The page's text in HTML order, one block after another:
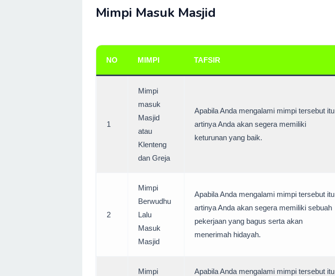
Mimpi Masuk Masjid
NO MIMPI TAFSIR
1
Mimpi
masuk
Masjid
atau
Klenteng
dan Greja
Apabila Anda mengalami mimpi tersebut itu
artinya Anda akan segera memiliki
keturunan yang baik.
2
Mimpi
Berwudhu
Lalu
Masuk
Masjid
Apabila Anda mengalami mimpi tersebut itu
artinya Anda akan segera memiliki sebuah
pekerjaan yang bagus serta akan
menerimah hidayah.
Mimpi
Apabila Anda mengalami mimpi tersebut itu